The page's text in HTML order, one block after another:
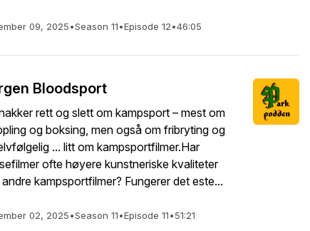
09, 2025•Season 11•Episode 12•46:05
Bloodsport
rett og slett om kampsport – mest om
og boksing, men også om fribryting og
... litt om kampsportfilmer.Har
ofte høyere kunstneriske kvaliteter
kampsportfilmer? Fungerer det este...
02, 2025•Season 11•Episode 11•51:21